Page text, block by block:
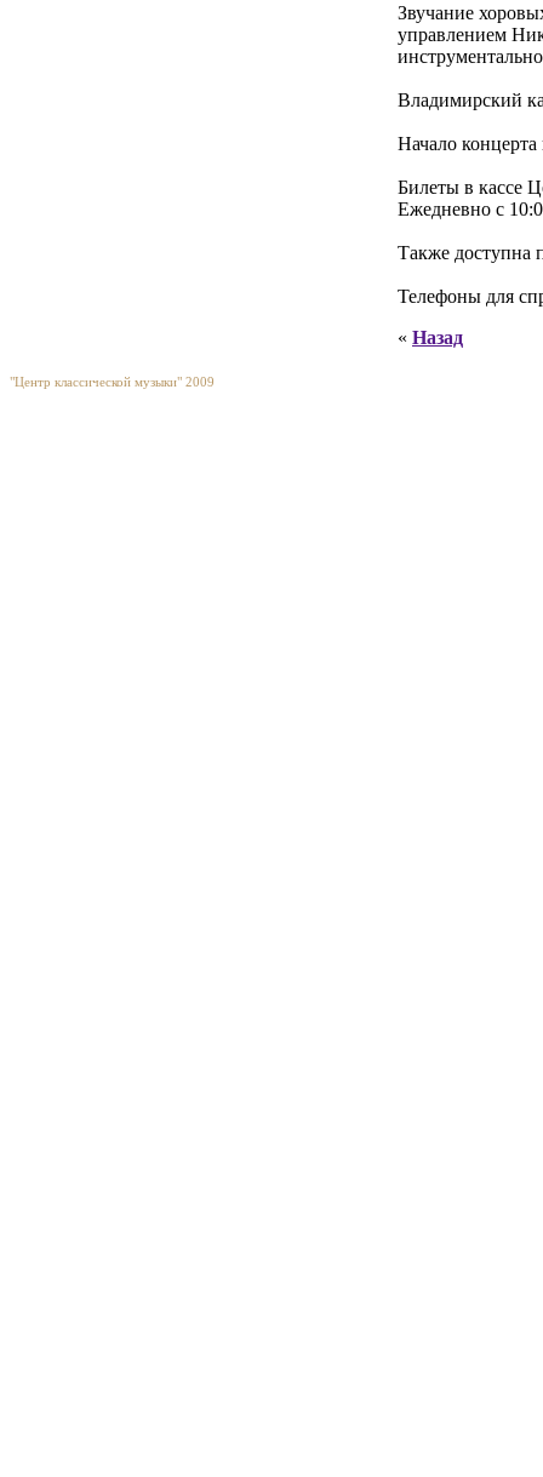
Звучание
управлением
Владимирский
Начало концерта
Билеты в кассе
Ежедневно с
Также доступна
Телефоны для
« Назад
"Центр классической музыки" 2009